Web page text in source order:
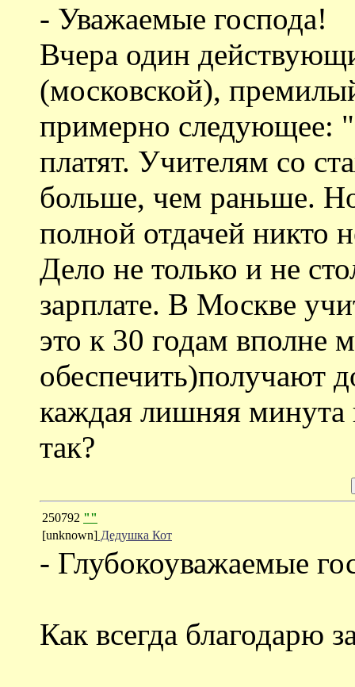
- Уважаемые господа!
Вчера один
(московской),
примерно следующее:
платят. Учителям со
больше, чем раньше.
полной отдачей никто
Дело не только и не
зарплате. В Москве
это к 30 годам вполне
обеспечить)получают
каждая лишняя минута
так?
250792 ""
[unknown] Дедушка Кот
- Глубокоуважаемые
Как всегда благодарю